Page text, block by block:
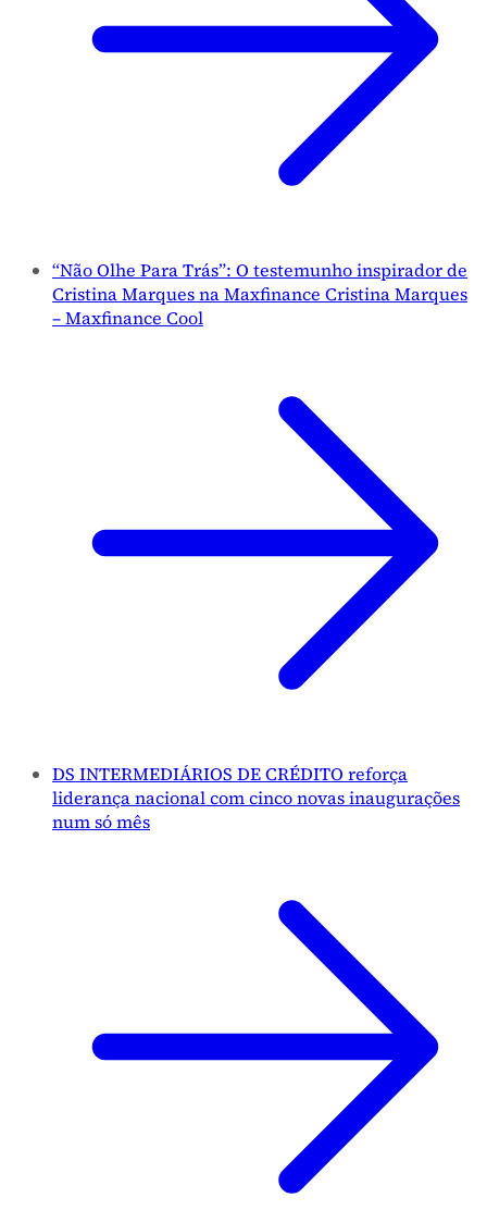
“Não Olhe Para Trás”: O testemunho inspirador de
Cristina Marques na Maxfinance Cristina Marques
– Maxfinance Cool
DS INTERMEDIÁRIOS DE CRÉDITO reforça
liderança nacional com cinco novas inaugurações
num só mês